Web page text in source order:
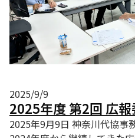
2025/9/9
2025年度 第2回 広
2025年9月9日 神奈川代協事